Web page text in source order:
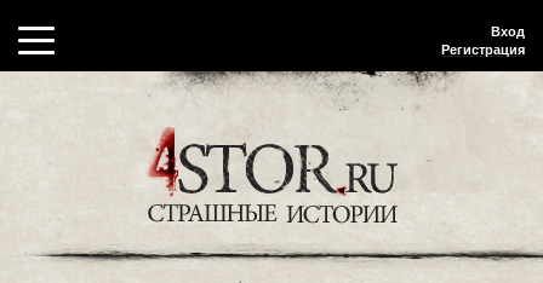
Вход
Регистрация